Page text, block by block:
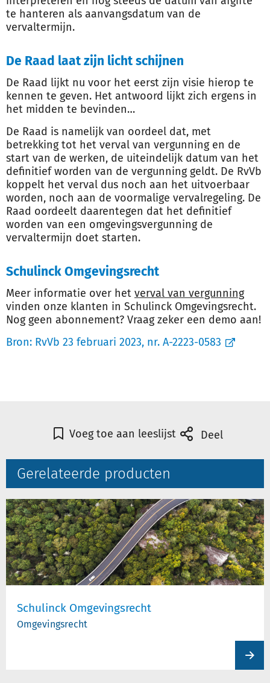
te hanteren als aanvangsdatum van de
vervaltermijn.
De Raad laat zijn licht schijnen
De Raad lijkt nu voor het eerst zijn visie hierop te
kennen te geven. Het antwoord lijkt zich ergens in
het midden te bevinden…
De Raad is namelijk van oordeel dat, met
betrekking tot het verval van vergunning en de
start van de werken, de uiteindelijk datum van het
definitief worden van de vergunning geldt. De RvVb
koppelt het verval dus noch aan het uitvoerbaar
worden, noch aan de voormalige vervalregeling. De
Raad oordeelt daarentegen dat het definitief
worden van een omgevingsvergunning de
vervaltermijn doet starten.
Schulinck Omgevingsrecht
Meer informatie over het verval van vergunning
vinden onze klanten in Schulinck Omgevingsrecht.
Nog geen abonnement? Vraag zeker een demo aan!
Bron: RvVb 23 februari 2023, nr. A-2223-0583
Voeg toe aan leeslijst Deel
Gerelateerde producten
Schulinck Omgevingsrecht
Omgevingsrecht